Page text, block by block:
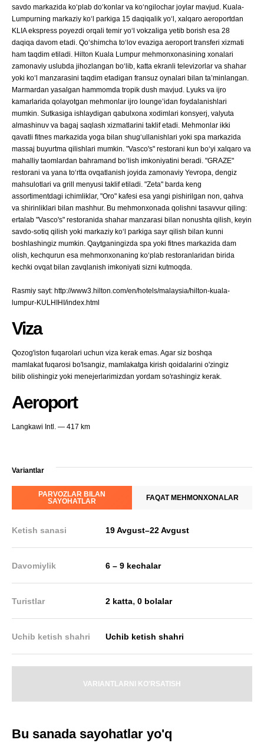
savdo markazida ko‘plab do‘konlar va ko‘ngilochar joylar mavjud. Kuala-
Lumpurning markaziy ko‘l parkiga 15 daqiqalik yo‘l, xalqaro aeroportdan
KLIA ekspress poyezdi orqali temir yo‘l vokzaliga yetib borish esa 28
daqiqa davom etadi. Qo‘shimcha to‘lov evaziga aeroport transferi xizmati
ham taqdim etiladi. Hilton Kuala Lumpur mehmonxonasining xonalari
zamonaviy uslubda jihozlangan bo‘lib, katta ekranli televizorlar va shahar
yoki ko‘l manzarasini taqdim etadigan fransuz oynalari bilan ta’minlangan.
Marmardan yasalgan hammomda tropik dush mavjud. Lyuks va ijro
kamarlarida qolayotgan mehmonlar ijro lounge’idan foydalanishlari
mumkin. Sutkasiga ishlaydigan qabulxona xodimlari konsyerj, valyuta
almashinuv va bagaj saqlash xizmatlarini taklif etadi. Mehmonlar ikki
qavatli fitnes markazida yoga bilan shug‘ullanishlari yoki spa markazida
massaj buyurtma qilishlari mumkin. "Vasco's" restorani kun bo‘yi xalqaro va
mahalliy taomlardan bahramand bo‘lish imkoniyatini beradi. "GRAZE"
restorani va yana to‘rtta ovqatlanish joyida zamonaviy Yevropa, dengiz
mahsulotlari va grill menyusi taklif etiladi. "Zeta" barda keng
assortimentdagi ichimliklar, "Oro" kafesi esa yangi pishirilgan non, qahva
va shirinliklari bilan mashhur. Bu mehmonxonada qolishni tasavvur qiling:
ertalab "Vasco's" restoranida shahar manzarasi bilan nonushta qilish, keyin
savdo-sotiq qilish yoki markaziy ko‘l parkiga sayr qilish bilan kunni
boshlashingiz mumkin. Qaytganingizda spa yoki fitnes markazida dam
olish, kechqurun esa mehmonxonaning ko‘plab restoranlaridan birida
kechki ovqat bilan zavqlanish imkoniyati sizni kutmoqda.
Rasmiy sayt: http://www3.hilton.com/en/hotels/malaysia/hilton-kuala-
lumpur-KULHIHI/index.html
Viza
Qozog'iston fuqarolari uchun viza kerak emas. Agar siz boshqa
mamlakat fuqarosi bo'lsangiz, mamlakatga kirish qoidalarini o'zingiz
bilib olishingiz yoki menejerlarimizdan yordam so'rashingiz kerak.
Aeroport
Langkawi Intl. — 417 km
Variantlar
PARVOZLAR BILAN
SAYOHATLAR
FAQAT MEHMONXONALAR
Ketish sanasi 19 Avgust–22 Avgust
Davomiylik 6 – 9 kechalar
Turistlar 2 katta,0 bolalar
Uchib ketish shahri Uchib ketish shahri
VARIANTLARNI KO'RSATISH
Bu sanada sayohatlar yo'q